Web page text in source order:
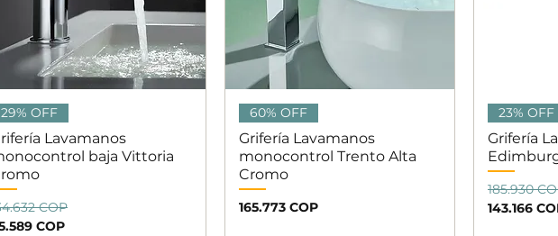
Vista rápida
29% OFF
Lavamanos
baja Vittoria
COP
de oferta
COP
Vista rápida
60% OFF
Grifería Lavamanos
monocontrol Trento Alta
Cromo
Precio
165.773 COP
23% OFF
Grifería
Precio
185.930
Precio de
143.166